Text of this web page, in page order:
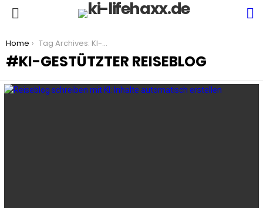
You are here:
Home Tag Archives: KI-gestützter Reiseblog
KI-GESTÜTZTER REISEBLOG